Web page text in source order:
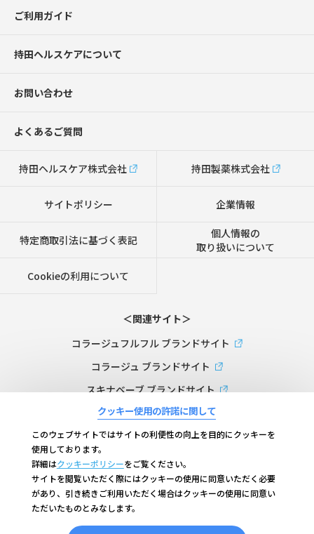
ご利用ガイド
持田ヘルスケアについて
お問い合わせ
よくあるご質問
持田ヘルスケア株式会社 持田製薬株式会社
サイトポリシー 企業情報
特定商取引法に基づく表記
個人情報の
取り扱いについて
Cookieの利用について
＜関連サイト＞
コラージュフルフル ブランドサイト
コラージュ ブランドサイト
スキナベーブ ブランドサイト
ビーケーエイジ（B.K.AGE）ブランドサイト
コラージュリペア ブランドサイト
コラージュフルフルプラス ブランドサイト
クッキー使用の許諾に関して
このウェブサイトではサイトの利便性の向上を目的にクッキーを
使用しております。
詳細はクッキーポリシーをご覧ください。
サイトを閲覧いただく際にはクッキーの使用に同意いただく必要
があり、引き続きご利用いただく場合はクッキーの使用に同意い
ただいたものとみなします。